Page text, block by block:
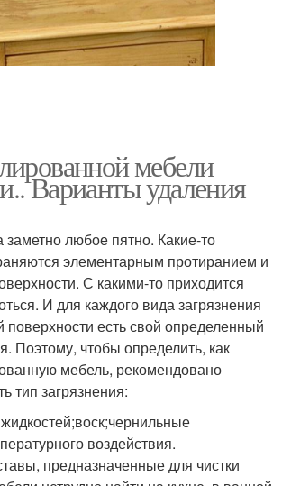
мебели
Варианты удаления
заметно любое пятно. Какие-то
элементарным протиранием и
С какими-то приходится
И для каждого вида загрязнения
поверхности есть свой определенный
Поэтому, чтобы определить, как
мебель, рекомендовано
тип загрязнения:
воздействия.
предназначенные для чистки